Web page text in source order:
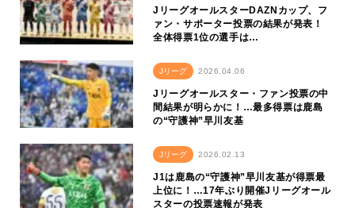
JリーグオールスターDAZNカップ、フ
ァン・サポーター投票の結果が発表！
全体得票1位の選手は…
Jリーグ 2026.04.06
Jリーグオールスター・ファン投票の中
間結果が明らかに！…最多得票は鹿島
の“守護神”早川友基
Jリーグ 2026.02.13
J1は鹿島の“守護神”早川友基が得票最
上位に！…17年ぶり開催Jリーグオール
スターの投票速報が発表